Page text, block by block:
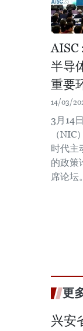
AISC
半导
重要
14/03/
3月14
（
时代主
的政策
席论坛。
更
兴安